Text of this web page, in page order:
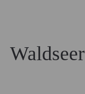
Waldseer